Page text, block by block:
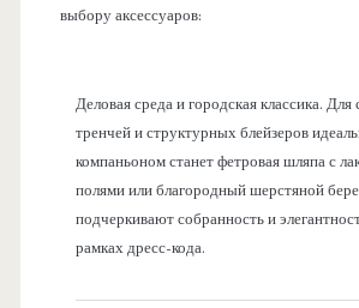
выбору аксессуаров:
Деловая среда и городская классика. Для
тренчей и структурных блейзеров
компаньоном станет фетровая шляпа с
полями или благородный шерстяной
подчеркивают собранность и
рамках дресс-кода.